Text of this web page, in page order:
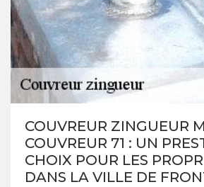
COUVREUR ZINGUEUR
COUVREUR 71 : UN
CHOIX POUR LES
DANS LA VILLE DE